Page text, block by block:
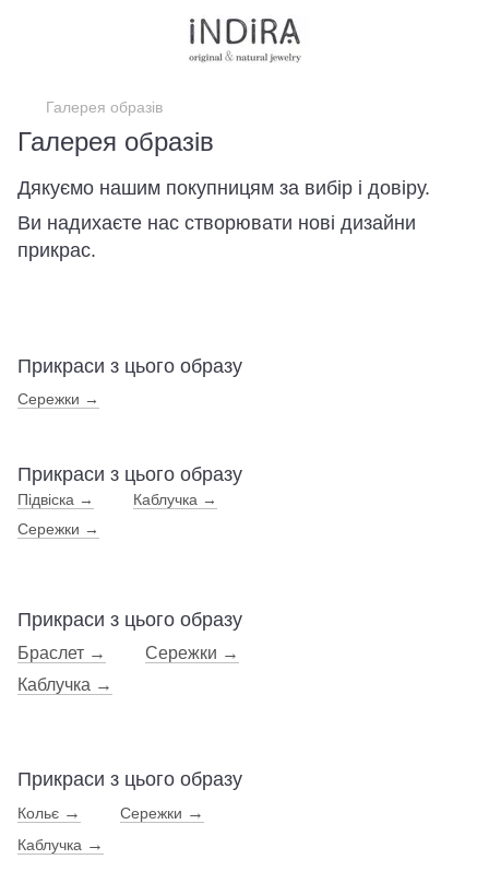
Галерея образів
Галерея образів
Дякуємо нашим покупницям за вибір і довіру.
Ви надихаєте нас створювати нові дизайни
прикрас.
Прикраси з цього образу
Сережки →
Прикраси з цього образу
Підвіска → Каблучка →
Сережки →
Прикраси з цього образу
Браслет → Сережки →
Каблучка →
Прикраси з цього образу
Кольє → Сережки →
Каблучка →